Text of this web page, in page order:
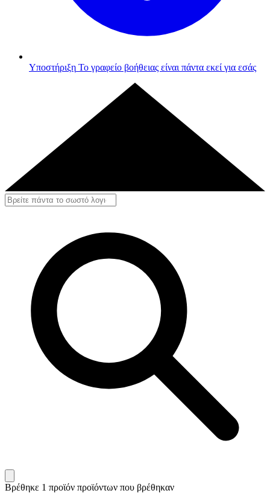
Υποστήριξη Το γραφείο βοήθειας είναι πάντα εκεί για εσάς
Βρέθηκε 1 προϊόν προϊόντων που βρέθηκαν